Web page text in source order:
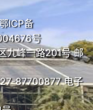
ICP备
号
九峰一路201号 邮
87700877 电子